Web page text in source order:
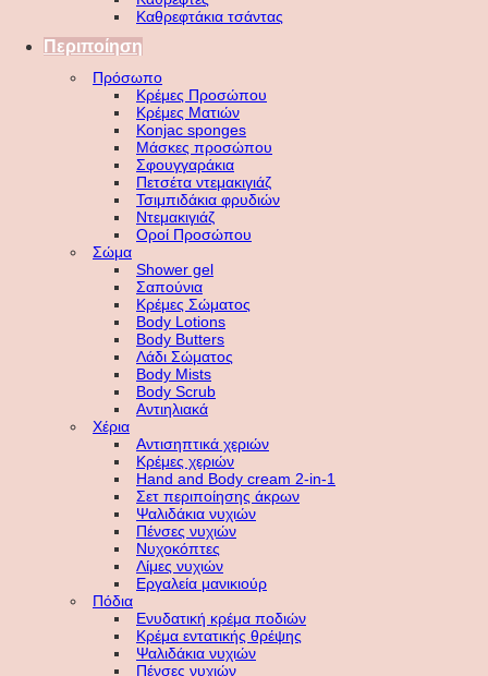
Καθρεφτάκια τσάντας
Περιποίηση
Πρόσωπο
Κρέμες Προσώπου
Κρέμες Ματιών
Konjac sponges
Μάσκες προσώπου
Σφουγγαράκια
Πετσέτα ντεμακιγιάζ
Τσιμπιδάκια φρυδιών
Ντεμακιγιάζ
Οροί Προσώπου
Σώμα
Shower gel
Σαπούνια
Κρέμες Σώματος
Body Lotions
Body Butters
Λάδι Σώματος
Body Mists
Body Scrub
Αντιηλιακά
Χέρια
Αντισηπτικά χεριών
Κρέμες χεριών
Hand and Body cream 2-in-1
Σετ περιποίησης άκρων
Ψαλιδάκια νυχιών
Πένσες νυχιών
Νυχοκόπτες
Λίμες νυχιών
Εργαλεία μανικιούρ
Πόδια
Ενυδατική κρέμα ποδιών
Κρέμα εντατικής θρέψης
Ψαλιδάκια νυχιών
Πένσες νυχιών